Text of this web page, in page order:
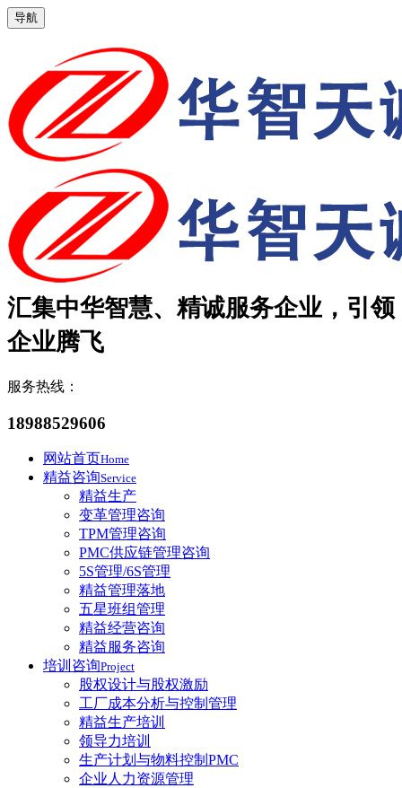
导航
汇集中华智慧、精诚服务企业，引领
企业腾飞
服务热线：
18988529606
网站首页Home
精益咨询Service
精益生产
变革管理咨询
TPM管理咨询
PMC供应链管理咨询
5S管理/6S管理
精益管理落地
五星班组管理
精益经营咨询
精益服务咨询
培训咨询Project
股权设计与股权激励
工厂成本分析与控制管理
精益生产培训
领导力培训
生产计划与物料控制PMC
企业人力资源管理